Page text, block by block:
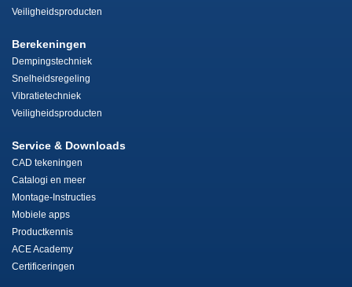
Veiligheidsproducten
Berekeningen
Dempingstechniek
Snelheidsregeling
Vibratietechniek
Veiligheidsproducten
Service & Downloads
CAD tekeningen
Catalogi en meer
Montage-Instructies
Mobiele apps
Productkennis
ACE Academy
Certificeringen